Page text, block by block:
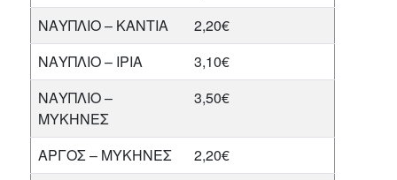
ΝΑΥΠΛΙΟ – ΚΑΝΤΙΑ
2,20€
ΝΑΥΠΛΙΟ – ΙΡΙΑ
3,10€
ΝΑΥΠΛΙΟ –
ΜΥΚΗΝΕΣ
3,50€
ΑΡΓΟΣ – ΜΥΚΗΝΕΣ
2,20€